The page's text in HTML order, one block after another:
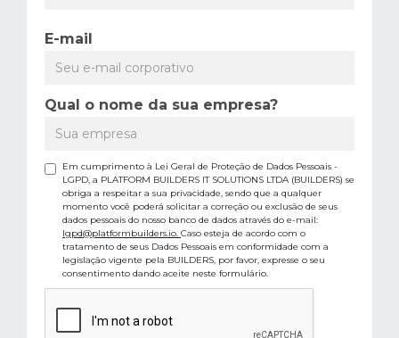
E-mail
Qual o nome da sua empresa?
Em cumprimento à Lei Geral de Proteção de Dados Pessoais -
LGPD, a PLATFORM BUILDERS IT SOLUTIONS LTDA (BUILDERS) se
obriga a respeitar a sua privacidade, sendo que a qualquer
momento você poderá solicitar a correção ou exclusão de seus
dados pessoais do nosso banco de dados através do e-mail:
lgpd@platformbuilders.io. Caso esteja de acordo com o
tratamento de seus Dados Pessoais em conformidade com a
legislação vigente pela BUILDERS, por favor, expresse o seu
consentimento dando aceite neste formulário.